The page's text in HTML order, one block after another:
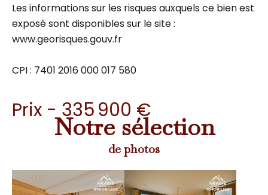
Les informations sur les risques auxquels ce bien est
exposé sont disponibles sur le site :
www.georisques.gouv.fr
CPI : 7401 2016 000 017 580
Prix - 335 900 €
Notre sélection
de photos